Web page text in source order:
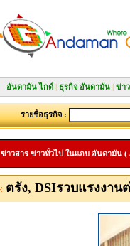
อันดามัน ไกด์ | ธุรกิจ อันดามัน | ข่า
รายชื่อธุรกิจ :
ข่าวสาร ข่าวทั่วไป ในแถบ อันดามัน (
ตรัง, DSIรวบแรงงา